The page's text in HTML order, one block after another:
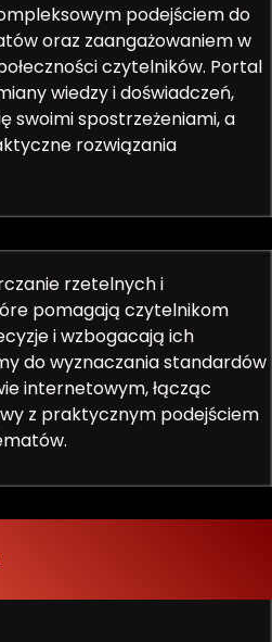
podejściem do
oraz zaangażowaniem w
czytelników. Portal
wiedzy i doświadczeń,
swoimi spostrzeżeniami, a
rozwiązania
rzetelnych i
pomagają czytelnikom
i wzbogacają ich
do wyznaczania standardów
internetowym, łącząc
z praktycznym podejściem